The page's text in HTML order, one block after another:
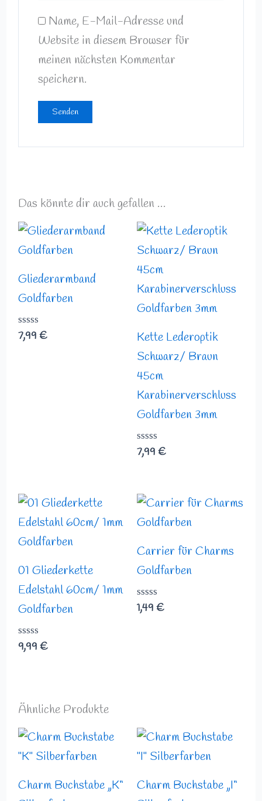
Name, E-Mail-Adresse und
Website in diesem Browser für
meinen nächsten Kommentar
speichern.
Das könnte dir auch gefallen …
Gliederarmband
Goldfarben
Bewertet
mit
7,99 €
Kette Lederoptik
Schwarz/ Braun
45cm
Karabinerverschluss
Goldfarben 3mm
Bewertet
mit
7,99 €
01 Gliederkette
Edelstahl 60cm/ 1mm
Goldfarben
Bewertet
mit
9,99 €
Carrier für Charms
Goldfarben
Bewertet
mit
1,49 €
Ähnliche Produkte
Charm Buchstabe „K“
Charm Buchstabe „I“